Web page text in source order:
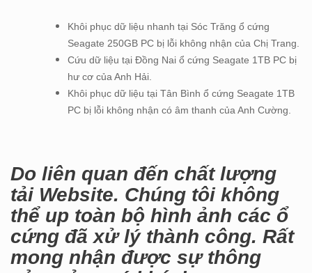
Khôi phục dữ liệu nhanh tại Sóc Trăng ổ cứng
Seagate 250GB PC bị lỗi không nhận của Chị Trang.
Cứu dữ liệu tại Đồng Nai ổ cứng Seagate 1TB PC bị
hư cơ của Anh Hải.
Khôi phục dữ liệu tại Tân Bình ổ cứng Seagate 1TB
PC bị lỗi không nhận có âm thanh của Anh Cường.
Do liên quan đến chất lượng
tải Website. Chúng tôi không
thể up toàn bộ hình ảnh các ổ
cứng đã xử lý thành công. Rất
mong nhận được sự thông